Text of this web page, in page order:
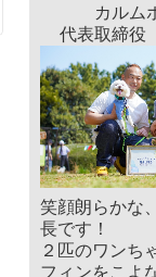
カルム
代表取締
笑顔朗らかな
長です！
２匹のワンち
フィンをこよ